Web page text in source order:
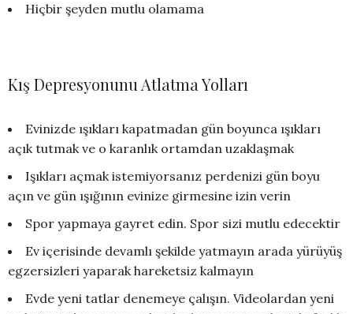
Hiçbir şeyden mutlu olamama
Kış Depresyonunu Atlatma Yolları
Evinizde ışıkları kapatmadan gün boyunca ışıkları
açık tutmak ve o karanlık ortamdan uzaklaşmak
Işıkları açmak istemiyorsanız perdenizi gün boyu
açın ve gün ışığının evinize girmesine izin verin
Spor yapmaya gayret edin. Spor sizi mutlu edecektir
Ev içerisinde devamlı şekilde yatmayın arada yürüyüş
egzersizleri yaparak hareketsiz kalmayın
Evde yeni tatlar denemeye çalışın. Videolardan yeni